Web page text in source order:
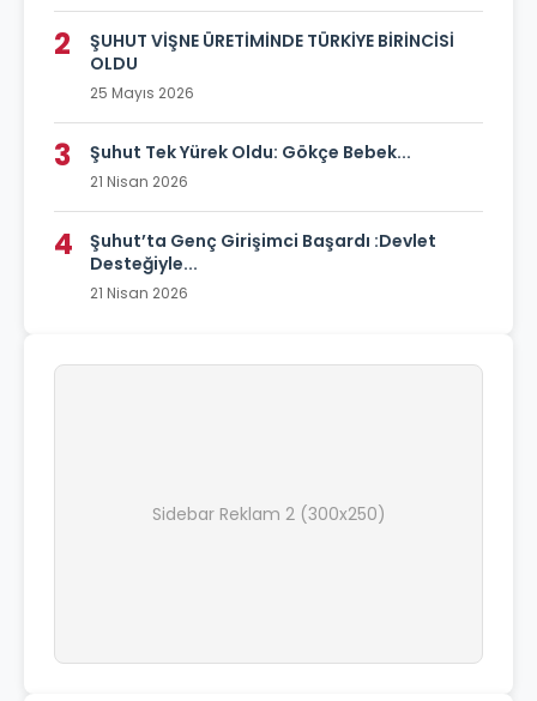
2
ŞUHUT VİŞNE ÜRETİMİNDE TÜRKİYE BİRİNCİSİ
OLDU
25 Mayıs 2026
3 Şuhut Tek Yürek Oldu: Gökçe Bebek...
21 Nisan 2026
4
Şuhut’ta Genç Girişimci Başardı :Devlet
Desteğiyle...
21 Nisan 2026
Sidebar Reklam 2 (300x250)